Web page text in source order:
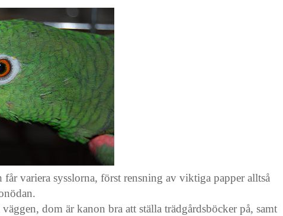
variera sysslorna, först rensning av viktiga papper alltså
dom är kanon bra att ställa trädgårdsböcker på, samt